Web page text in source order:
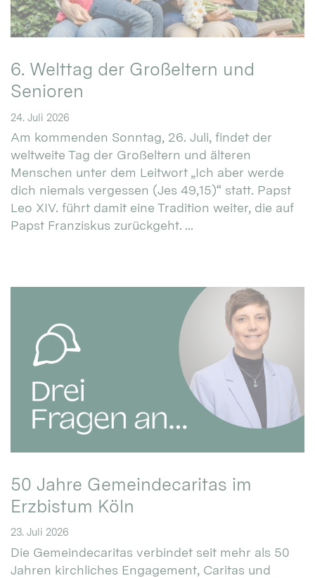
6. Welttag der Großeltern und
Senioren
24. Juli 2026
Am kommenden Sonntag, 26. Juli, findet der
weltweite Tag der Großeltern und älteren
Menschen unter dem Leitwort „Ich aber werde
dich niemals vergessen (Jes 49,15)“ statt. Papst
Leo XIV. führt damit eine Tradition weiter, die auf
Papst Franziskus zurückgeht. ...
50 Jahre Gemeindecaritas im
Erzbistum Köln
23. Juli 2026
Die Gemeindecaritas verbindet seit mehr als 50
Jahren kirchliches Engagement, Caritas und